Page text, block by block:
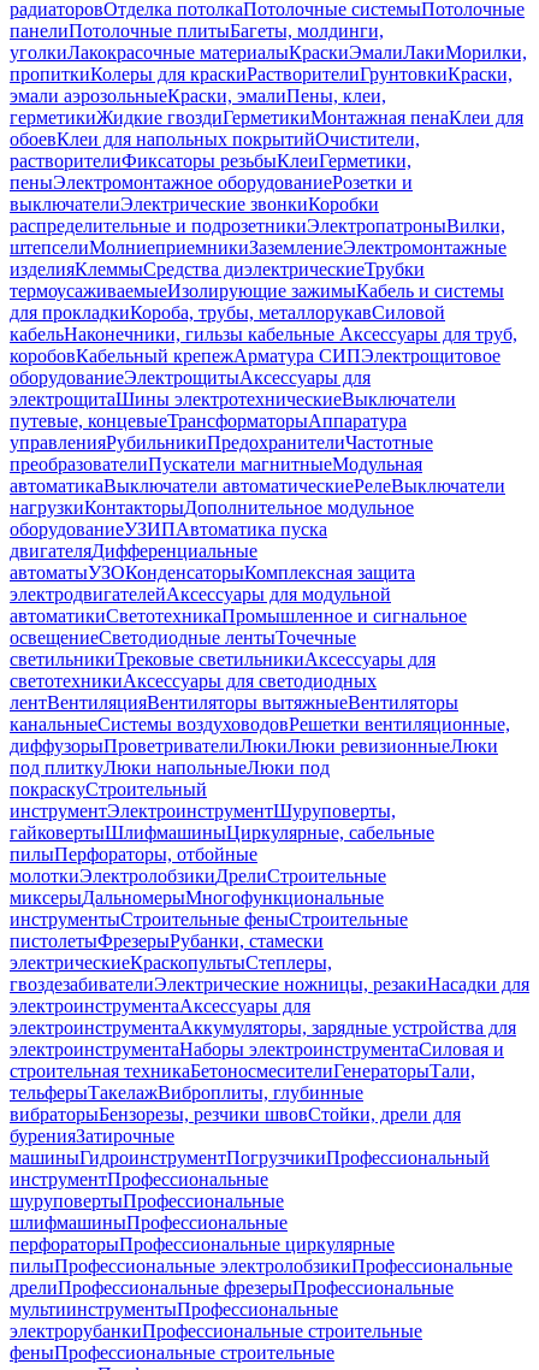
радиаторовОтделка потолкаПотолочные системыПотолочные
панелиПотолочные плитыБагеты, молдинги,
уголкиЛакокрасочные материалыКраскиЭмалиЛакиМорилки,
пропиткиКолеры для краскиРастворителиГрунтовкиКраски,
эмали аэрозольныеКраски, эмалиПены, клеи,
герметикиЖидкие гвоздиГерметикиМонтажная пенаКлеи для
обоевКлеи для напольных покрытийОчистители,
растворителиФиксаторы резьбыКлеиГерметики,
пеныЭлектромонтажное оборудованиеРозетки и
выключателиЭлектрические звонкиКоробки
распределительные и подрозетникиЭлектропатроныВилки,
штепселиМолниеприемникиЗаземлениеЭлектромонтажные
изделияКлеммыСредства диэлектрическиеТрубки
термоусаживаемыеИзолирующие зажимыКабель и системы
для прокладкиКороба, трубы, металлорукавСиловой
кабельНаконечники, гильзы кабельные Аксессуары для труб,
коробовКабельный крепежАрматура СИПЭлектрощитовое
оборудованиеЭлектрощитыАксессуары для
электрощитаШины электротехническиеВыключатели
путевые, концевыеТрансформаторыАппаратура
управленияРубильникиПредохранителиЧастотные
преобразователиПускатели магнитныеМодульная
автоматикаВыключатели автоматическиеРелеВыключатели
нагрузкиКонтакторыДополнительное модульное
оборудованиеУЗИПАвтоматика пуска
двигателяДифференциальные
автоматыУЗОКонденсаторыКомплексная защита
электродвигателейАксессуары для модульной
автоматикиСветотехникаПромышленное и сигнальное
освещениеСветодиодные лентыТочечные
светильникиТрековые светильникиАксессуары для
светотехникиАксессуары для светодиодных
лентВентиляцияВентиляторы вытяжныеВентиляторы
канальныеСистемы воздуховодовРешетки вентиляционные,
диффузорыПроветривателиЛюкиЛюки ревизионныеЛюки
под плиткуЛюки напольныеЛюки под
покраскуСтроительный
инструментЭлектроинструментШуруповерты,
гайковертыШлифмашиныЦиркулярные, сабельные
пилыПерфораторы, отбойные
молоткиЭлектролобзикиДрелиСтроительные
миксерыДальномерыМногофункциональные
инструментыСтроительные феныСтроительные
пистолетыФрезерыРубанки, стамески
электрическиеКраскопультыСтеплеры,
гвоздезабивателиЭлектрические ножницы, резакиНасадки для
электроинструментаАксессуары для
электроинструментаАккумуляторы, зарядные устройства для
электроинструментаНаборы электроинструментаСиловая и
строительная техникаБетоносмесителиГенераторыТали,
тельферыТакелажВиброплиты, глубинные
вибраторыБензорезы, резчики швовСтойки, дрели для
буренияЗатирочные
машиныГидроинструментПогрузчикиПрофессиональный
инструментПрофессиональные
шуруповертыПрофессиональные
шлифмашиныПрофессиональные
перфораторыПрофессиональные циркулярные
пилыПрофессиональные электролобзикиПрофессиональные
дрелиПрофессиональные фрезерыПрофессиональные
мультиинструментыПрофессиональные
электрорубанкиПрофессиональные строительные
феныПрофессиональные строительные